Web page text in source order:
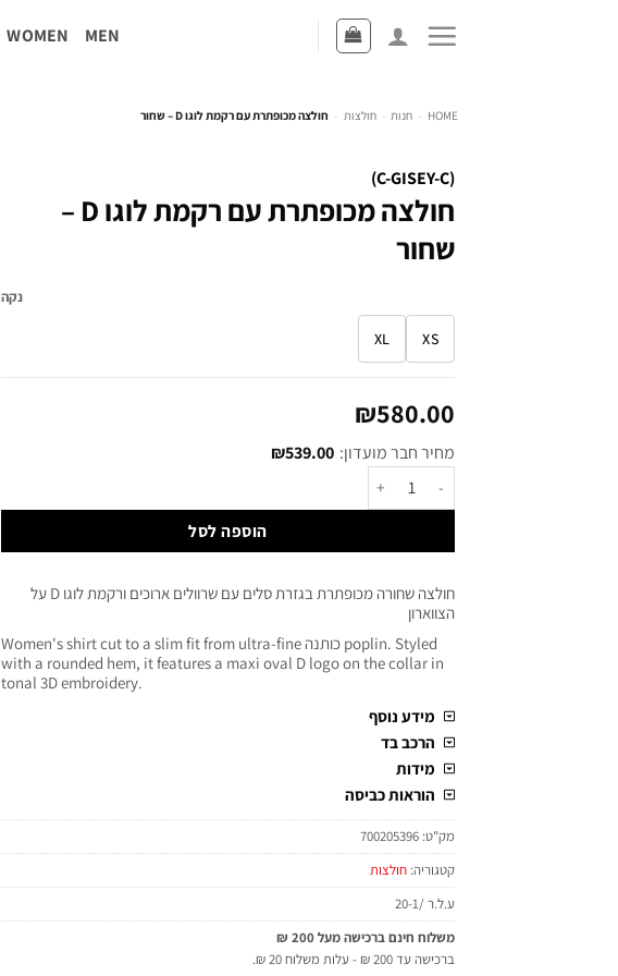
MEN
WOMEN
HOME
- חנות - חולצות - חולצה מכופתרת עם רקמת לוגו D – שחור
(C-GISEY-C)
חולצה מכופתרת עם רקמת לוגו D –
שחור
XS
XL
נקה
₪580.00
מחיר חבר מועדון: ₪539.00
הוספה לסל
חולצה שחורה מכופתרת בגזרת סלים עם שרוולים ארוכים ורקמת לוגו D על
הצווארון
Women's shirt cut to a slim fit from ultra-fine כותנה poplin. Styled
with a rounded hem, it features a maxi oval D logo on the collar in
tonal 3D embroidery.
מידע נוסף
הרכב בד
מידות
הוראות כביסה
מק"ט: 700205396
קטגוריה: חולצות
ע.ל.ר /20-1
משלוח חינם ברכישה מעל 200 ₪
ברכישה עד 200 ₪ - עלות משלוח 20 ₪.